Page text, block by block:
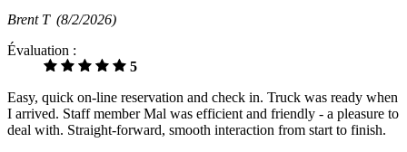
Brent T (8/2/2026)
Évaluation :
5
Easy, quick on-line reservation and check in. Truck was ready when
I arrived. Staff member Mal was efficient and friendly - a pleasure to
deal with. Straight-forward, smooth interaction from start to finish.